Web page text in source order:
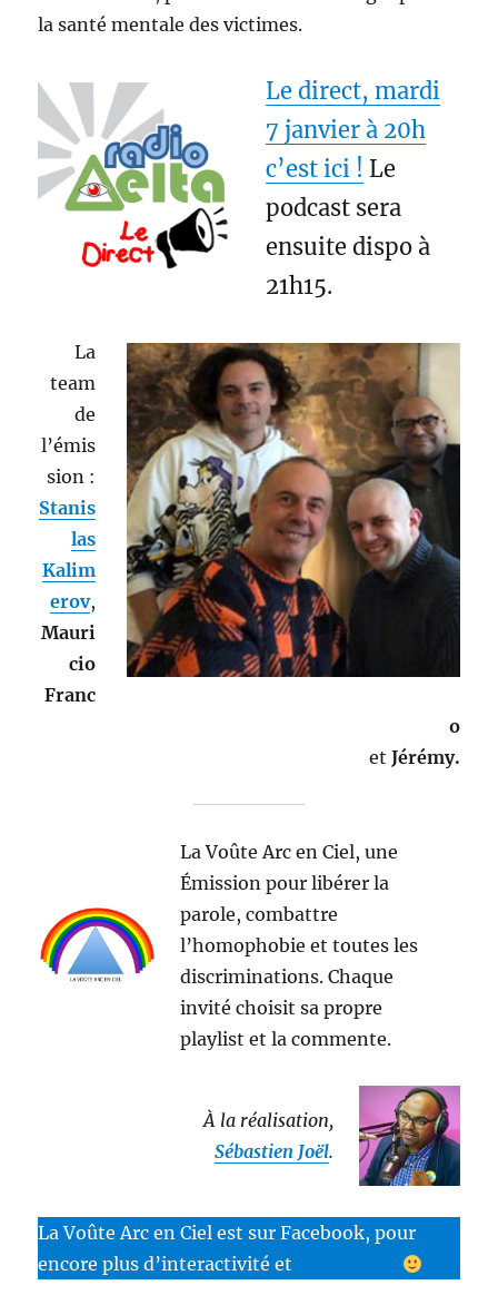
la santé mentale des victimes.
Le direct, mardi
7 janvier à 20h
c’est ici ! Le
podcast sera
ensuite dispo à
21h15.
La
team
de
l’émis
sion :
Stanis
las
Kalim
erov,
Mauri
cio
Franc
o
et Jérémy.
La Voûte Arc en Ciel, une
Émission pour libérer la
parole, combattre
l’homophobie et toutes les
discriminations. Chaque
invité choisit sa propre
playlist et la commente.
À la réalisation,
Sébastien Joël.
La Voûte Arc en Ciel est sur Facebook, pour
encore plus d’interactivité et